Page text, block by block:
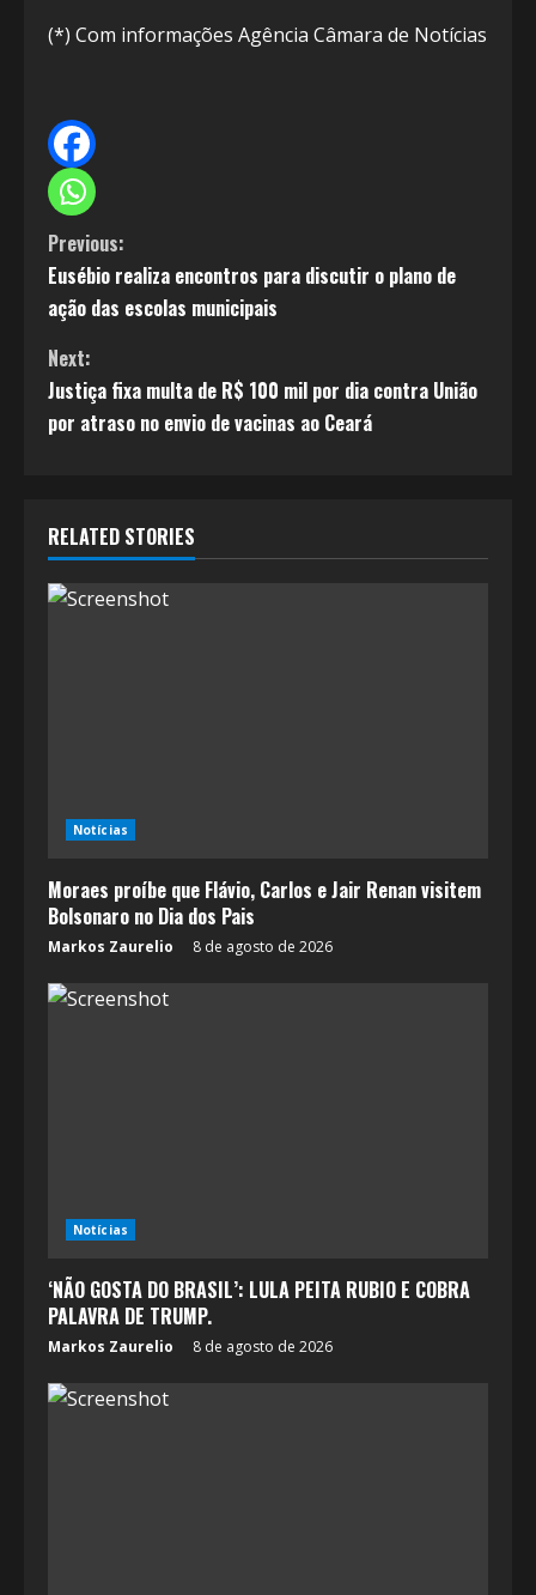
(*) Com informações Agência Câmara de Notícias
C
o
n
t
i
u
e
n
g
Previous:
Eusébio realiza encontros para discutir o plano de
ação das escolas municipais
Next:
Justiça fixa multa de R$ 100 mil por dia contra União
por atraso no envio de vacinas ao Ceará
RELATED STORIES
Notícias
Moraes proíbe que Flávio, Carlos e Jair Renan visitem
Bolsonaro no Dia dos Pais
Markos Zaurelio 8 de agosto de 2026
Notícias
‘NÃO GOSTA DO BRASIL’: LULA PEITA RUBIO E COBRA
PALAVRA DE TRUMP.
Markos Zaurelio 8 de agosto de 2026